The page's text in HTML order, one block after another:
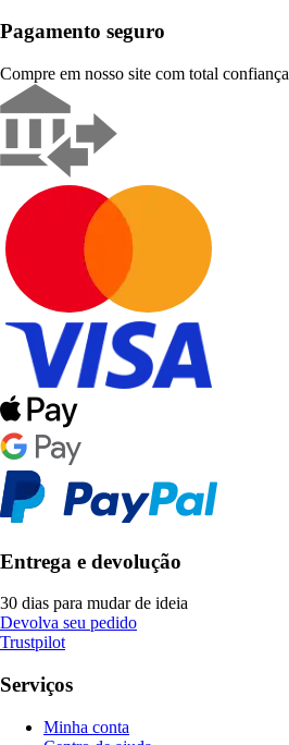
Pagamento seguro
Compre em nosso site com total confiança
Entrega e devolução
30 dias para mudar de ideia
Devolva seu pedido
Trustpilot
Serviços
Minha conta